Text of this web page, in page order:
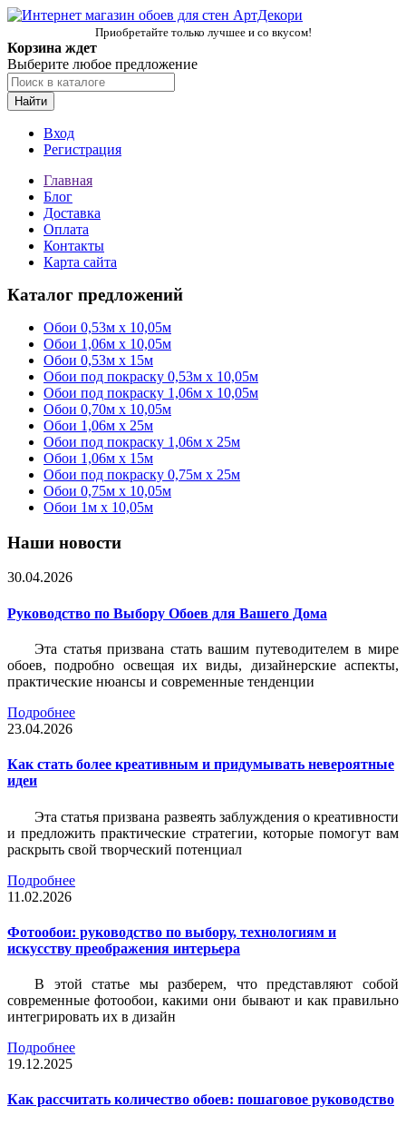
Приобретайте только лучшее и со вкусом!
Корзина ждет
Выберите любое предложение
Найти
Вход
Регистрация
Главная
Блог
Доставка
Оплата
Контакты
Карта сайта
Каталог предложений
Обои 0,53м x 10,05м
Обои 1,06м х 10,05м
Обои 0,53м x 15м
Обои под покраску 0,53м x 10,05м
Обои под покраску 1,06м х 10,05м
Обои 0,70м x 10,05м
Обои 1,06м x 25м
Обои под покраску 1,06м x 25м
Обои 1,06м x 15м
Обои под покраску 0,75м x 25м
Обои 0,75м x 10,05м
Обои 1м х 10,05м
Наши новости
30.04.2026
Руководство по Выбору Обоев для Вашего Дома
Эта статья призвана стать вашим путеводителем в мире
обоев, подробно освещая их виды, дизайнерские аспекты,
практические нюансы и современные тенденции
Подробнее
23.04.2026
Как стать более креативным и придумывать невероятные
идеи
Эта статья призвана развеять заблуждения о креативности
и предложить практические стратегии, которые помогут вам
раскрыть свой творческий потенциал
Подробнее
11.02.2026
Фотообои: руководство по выбору, технологиям и
искусству преображения интерьера
В этой статье мы разберем, что представляют собой
современные фотообои, какими они бывают и как правильно
интегрировать их в дизайн
Подробнее
19.12.2025
Как рассчитать количество обоев: пошаговое руководство